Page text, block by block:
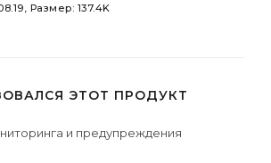
Размер: 137.4K
ЭТОТ ПРОДУКТ
и предупреждения